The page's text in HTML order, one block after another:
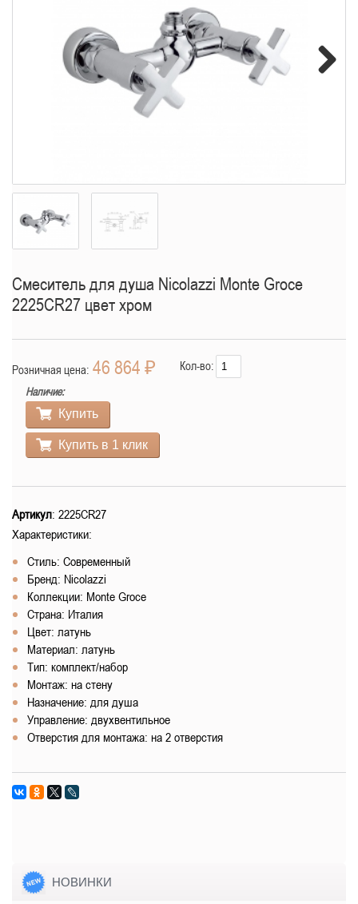
Смеситель для душа Nicolazzi Monte Groce
2225CR27 цвет хром
Розничная цена: 46 864 ₽
Наличие:
Купить
Купить в 1 клик
Кол-во:
Артикул: 2225CR27
Характеристики:
Стиль: Современный
Бренд: Nicolazzi
Коллекции: Monte Groce
Страна: Италия
Цвет: латунь
Материал: латунь
Тип: комплект/набор
Монтаж: на стену
Назначение: для душа
Управление: двухвентильное
Отверстия для монтажа: на 2 отверстия
НОВИНКИ